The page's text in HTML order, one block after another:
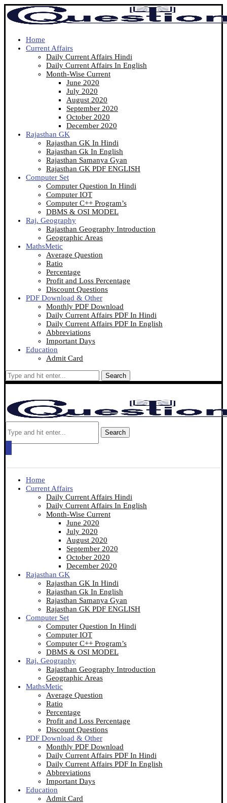
Home
Current Affairs
Daily Current Affairs Hindi
Daily Current Affairs In English
Month-Wise Current
June 2020
July 2020
August 2020
September 2020
October 2020
December 2020
Rajasthan GK
Rajasthan GK In Hindi
Rajasthan Gk In English
Rajasthan Samanya Gyan
Rajasthan GK PDF ENGLISH
Computer Set
Computer Question In Hindi
Computer IOT
Computer C++ Program’s
DBMS & OSI MODEL
Raj. Geography
Rajasthan Geography Introduction
Geographic Areas
MathsMetic
Average Question
Ratio
Percentage
Profit and Loss Percentage
Discount Questions
PDF Download & Other
Monthly PDF Download
Daily Current Affairs PDF In Hindi
Daily Current Affairs PDF In English
Abbreviations
Important Days
Education
Admit Card
Search
Search
Home
Current Affairs
Daily Current Affairs Hindi
Daily Current Affairs In English
Month-Wise Current
June 2020
July 2020
August 2020
September 2020
October 2020
December 2020
Rajasthan GK
Rajasthan GK In Hindi
Rajasthan Gk In English
Rajasthan Samanya Gyan
Rajasthan GK PDF ENGLISH
Computer Set
Computer Question In Hindi
Computer IOT
Computer C++ Program’s
DBMS & OSI MODEL
Raj. Geography
Rajasthan Geography Introduction
Geographic Areas
MathsMetic
Average Question
Ratio
Percentage
Profit and Loss Percentage
Discount Questions
PDF Download & Other
Monthly PDF Download
Daily Current Affairs PDF In Hindi
Daily Current Affairs PDF In English
Abbreviations
Important Days
Education
Admit Card